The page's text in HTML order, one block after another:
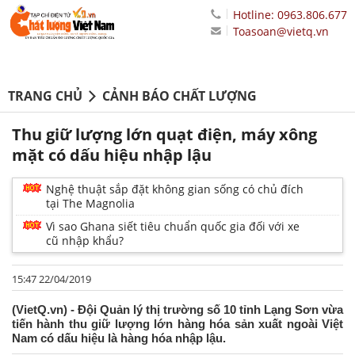
Hotline: 0963.806.677
Toasoan@vietq.vn
TRANG CHỦ CẢNH BÁO CHẤT LƯỢNG
Thu giữ lượng lớn quạt điện, máy xông
mặt có dấu hiệu nhập lậu
Nghệ thuật sắp đặt không gian sống có chủ đích
tại The Magnolia
Vì sao Ghana siết tiêu chuẩn quốc gia đối với xe
cũ nhập khẩu?
15:47 22/04/2019
(VietQ.vn) - Đội Quản lý thị trường số 10 tỉnh Lạng Sơn vừa
tiến hành thu giữ lượng lớn hàng hóa sản xuất ngoài Việt
Nam có dấu hiệu là hàng hóa nhập lậu.